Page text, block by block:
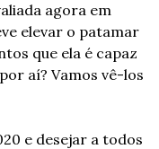
agora em
elevar o patamar
que ela é capaz
aí? Vamos vê-los
e desejar a todos